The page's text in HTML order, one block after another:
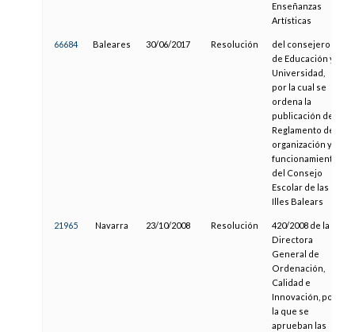
Enseñanzas
Artísticas
66684 Baleares 30/06/2017 Resolución
del consejero
de Educación y
Universidad,
por la cual se
ordena la
publicación del
Reglamento de
organización y
funcionamiento
del Consejo
Escolar de las
Illes Balears
21965 Navarra 23/10/2008 Resolución
420/2008 de la
Directora
General de
Ordenación,
Calidad e
Innovación, por
la que se
aprueban las